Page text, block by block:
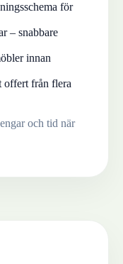
för
– snabbare
innan
offert från flera
och tid när